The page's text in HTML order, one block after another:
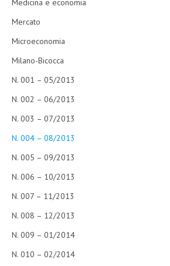
Medicina e economia
Mercato
Microeconomia
Milano-Bicocca
N. 001 – 05/2013
N. 002 – 06/2013
N. 003 – 07/2013
N. 004 – 08/2013
N. 005 – 09/2013
N. 006 – 10/2013
N. 007 – 11/2013
N. 008 – 12/2013
N. 009 – 01/2014
N. 010 – 02/2014